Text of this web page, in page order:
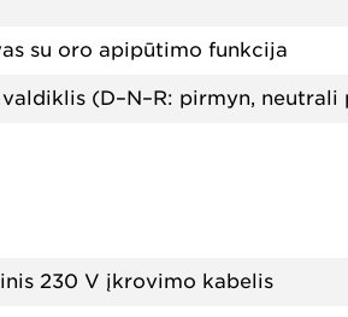
su oro apipūtimo funkcija
(D–N–R: pirmyn, neutrali
230 V įkrovimo kabelis